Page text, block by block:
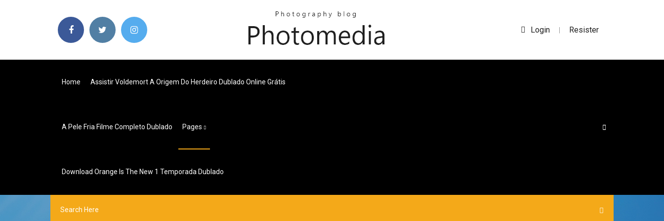
Login | Resister
Home Assistir Voldemort A Origem Do Herdeiro Dublado Online Grátis
A Pele Fria Filme Completo Dublado Pages
Download Orange Is The New 1 Temporada Dublado